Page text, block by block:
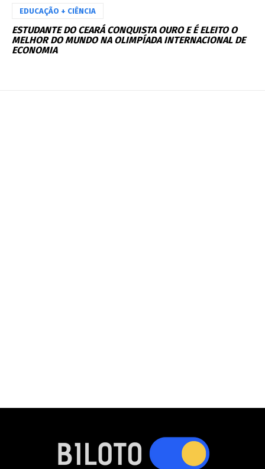
EDUCAÇÃO + CIÊNCIA
ESTUDANTE DO CEARÁ CONQUISTA OURO E É ELEITO O
MELHOR DO MUNDO NA OLIMPÍADA INTERNACIONAL DE
ECONOMIA